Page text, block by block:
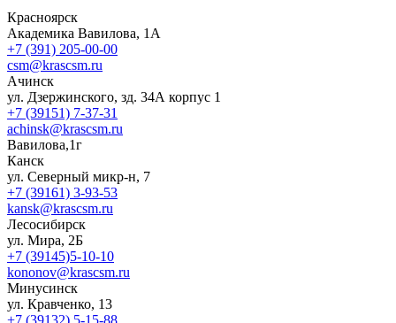
Красноярск
Академика Вавилова, 1А
+7 (391) 205-00-00
csm@krascsm.ru
Ачинск
ул. Дзержинского, зд. 34А корпус 1
+7 (39151) 7-37-31
achinsk@krascsm.ru
Вавилова,1г
Канск
ул. Северный микр-н, 7
+7 (39161) 3-93-53
kansk@krascsm.ru
Лесосибирск
ул. Мира, 2Б
+7 (39145)5-10-10
kononov@krascsm.ru
Минусинск
ул. Кравченко, 13
+7 (39132) 5-15-88